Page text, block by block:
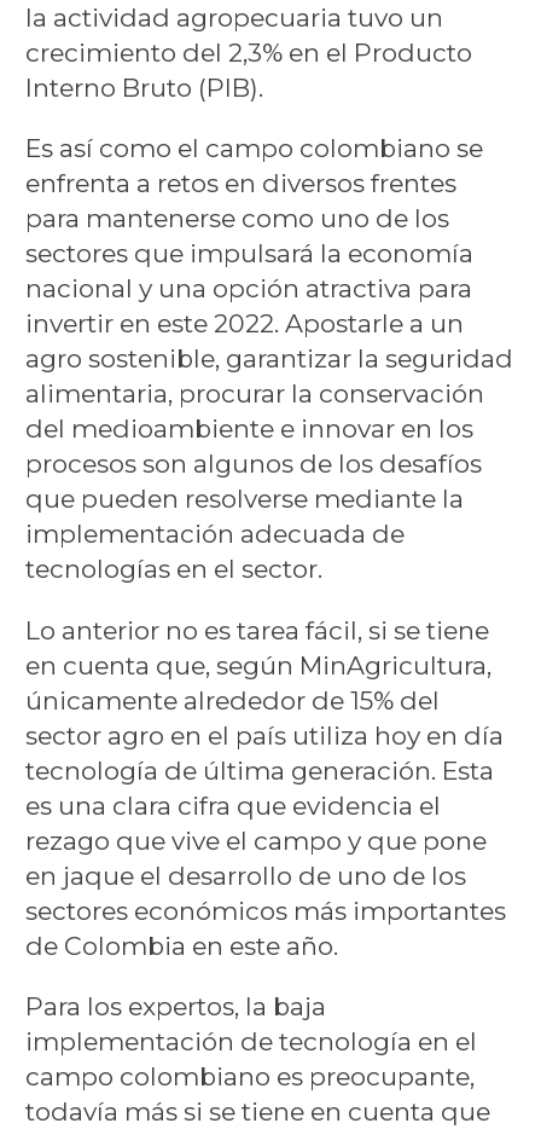
la actividad agropecuaria tuvo un
crecimiento del 2,3% en el Producto
Interno Bruto (PIB).
Es así como el campo colombiano se
enfrenta a retos en diversos frentes
para mantenerse como uno de los
sectores que impulsará la economía
nacional y una opción atractiva para
invertir en este 2022. Apostarle a un
agro sostenible, garantizar la seguridad
alimentaria, procurar la conservación
del medioambiente e innovar en los
procesos son algunos de los desafíos
que pueden resolverse mediante la
implementación adecuada de
tecnologías en el sector.
Lo anterior no es tarea fácil, si se tiene
en cuenta que, según MinAgricultura,
únicamente alrededor de 15% del
sector agro en el país utiliza hoy en día
tecnología de última generación. Esta
es una clara cifra que evidencia el
rezago que vive el campo y que pone
en jaque el desarrollo de uno de los
sectores económicos más importantes
de Colombia en este año.
Para los expertos, la baja
implementación de tecnología en el
campo colombiano es preocupante,
todavía más si se tiene en cuenta que